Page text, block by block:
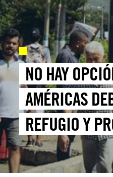
NO HAY
AMÉRICAS
REFUGIO Y